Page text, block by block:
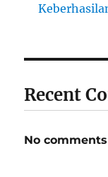
Recent
No